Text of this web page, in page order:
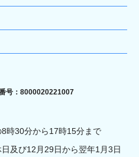
号：8000020221007
時30分から17時15分まで
及び12月29日から翌年1月3日